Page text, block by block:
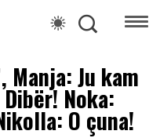
Ju kam
Noka:
O çuna!